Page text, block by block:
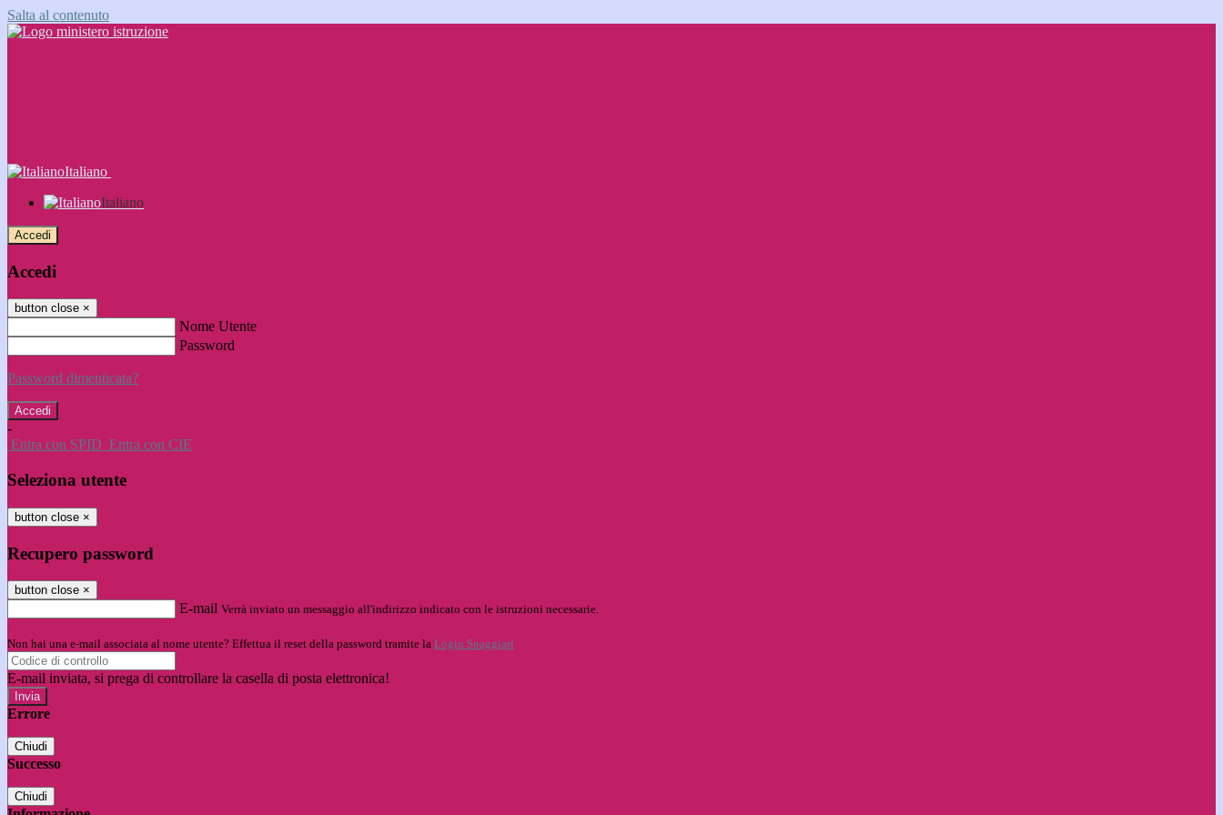
Salta al contenuto
Italiano
Italiano
Accedi
Accedi
button close ×
Nome Utente
Password
Password dimenticata?
-
Entra con SPID Entra con CIE
Seleziona utente
button close ×
Recupero password
button close ×
E-mail Verrà inviato un messaggio all'indirizzo indicato con le istruzioni necessarie.
Non hai una e-mail associata al nome utente? Effettua il reset della password tramite la Login Spaggiari
E-mail inviata, si prega di controllare la casella di posta elettronica!
Errore
Chiudi
Successo
Chiudi